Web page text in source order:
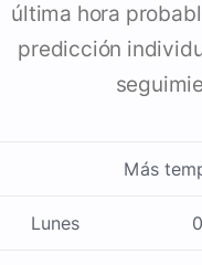
última hora
predicción
Más
Lunes